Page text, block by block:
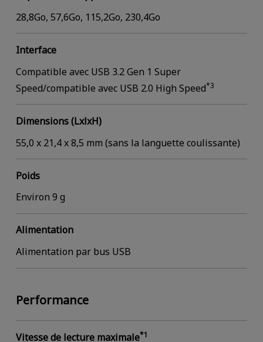
28,8Go, 57,6Go, 115,2Go, 230,4Go
Interface
Compatible avec USB 3.2 Gen 1 Super
Speed/compatible avec USB 2.0 High Speed*3
Dimensions (LxlxH)
55,0 x 21,4 x 8,5 mm (sans la languette coulissante)
Poids
Environ 9 g
Alimentation
Alimentation par bus USB
Performance
Vitesse de lecture maximale*1